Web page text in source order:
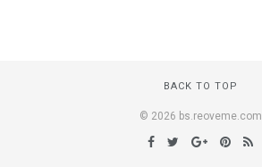
BACK TO TOP
© 2026 bs.reoveme.com